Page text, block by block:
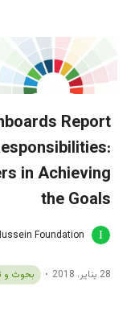
Report
in Achieving
the Goals
Foundation
28 يناير، 2018 بحوث و